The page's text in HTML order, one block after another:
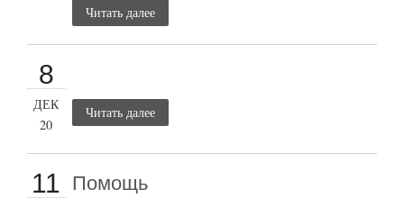
Читать далее
8
ДЕК
20
Читать далее
11 Помощь